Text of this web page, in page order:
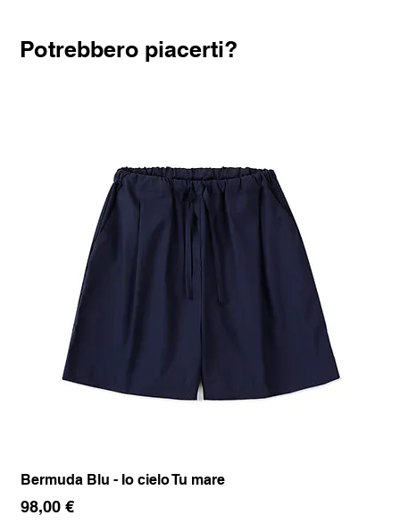
Potrebbero piacerti?
Bermuda Blu - Io cielo Tu mare
Prezzo
98,00 €